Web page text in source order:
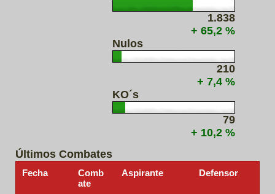
1.838
+ 65,2 %
Nulos
210
+ 7,4 %
KO´s
79
+ 10,2 %
Últimos Combates
Fecha
Comb
ate
Aspirante Defensor